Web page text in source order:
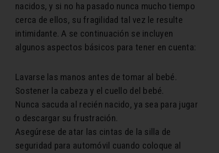
nacidos, y si no ha pasado nunca mucho tiempo
cerca de ellos, su fragilidad tal vez le resulte
intimidante. A se continuación se incluyen
algunos aspectos básicos para tener en cuenta:
Lavarse las manos antes de tomar al bebé.
Sostener la cabeza y el cuello del bebé.
Nunca sacuda al recién nacido, ya sea para jugar
o descargar su frustración.
Asegúrese de atar las cintas de la silla de
seguridad para automóvil cuando coloque al